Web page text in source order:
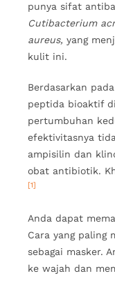
punya sifat
Cutibacterium
aureus, yang
kulit ini.
Berdasarkan
peptida bioaktif
pertumbuhan
efektivitasnya
ampisilin dan
obat antibiotik.
[1]
Anda dapat
Cara yang paling
sebagai masker.
ke wajah dan